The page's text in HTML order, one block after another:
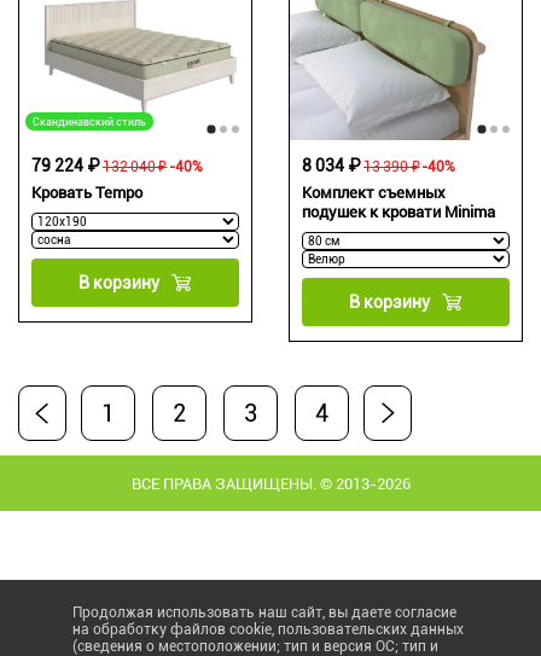
Скандинавский стиль
Кровать Tempo
132 040 ₽
79 224 ₽ -40%
В корзину
Комплект съемных
подушек к кровати Minima
13 390 ₽
8 034 ₽ -40%
В корзину
1 2 3 4
ВСЕ ПРАВА ЗАЩИЩЕНЫ. © 2013-2026
Продолжая использовать наш сайт, вы даете согласие
на обработку файлов cookie, пользовательских данных
(сведения о местоположении; тип и версия ОС; тип и